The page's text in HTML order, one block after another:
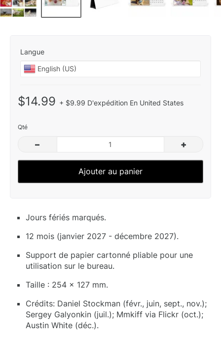
Langue
$14.99 + $9.99 D'expédition En United States
Qté
– +
Ajouter au panier
Jours fériés marqués.
12 mois (janvier 2027 - décembre 2027).
Support de papier cartonné pliable pour une
utilisation sur le bureau.
Taille : 254 x 127 mm.
Crédits: Daniel Stockman (févr., juin, sept., nov.);
Sergey Galyonkin (juil.); Mmkiff via Flickr (oct.);
Austin White (déc.).